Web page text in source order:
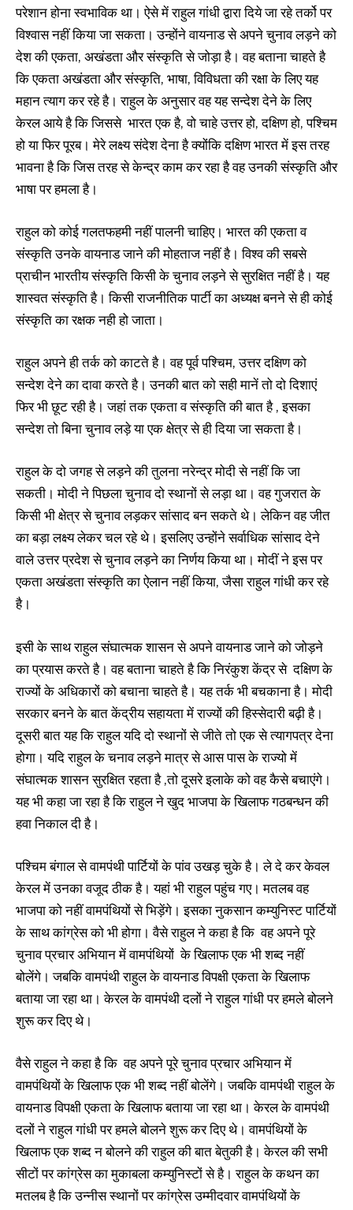
परेशान होना स्वभाविक था। ऐसे में राहुल गांधी द्वारा दिये जा रहे तर्को पर
विश्वास नहीं किया जा सकता। उन्होंने वायनाड से अपने चुनाव लड़ने को
देश की एकता, अखंडता और संस्कृति से जोड़ा है। वह बताना चाहते है
कि एकता अखंडता और संस्कृति, भाषा, विविधता की रक्षा के लिए यह
महान त्याग कर रहे है। राहुल के अनुसार वह यह सन्देश देने के लिए
केरल आये है कि जिससे भारत एक है, वो चाहे उत्तर हो, दक्षिण हो, पश्चिम
हो या फिर पूरब। मेरे लक्ष्य संदेश देना है क्योंकि दक्षिण भारत में इस तरह
भावना है कि जिस तरह से केन्द्र काम कर रहा है वह उनकी संस्कृति और
भाषा पर हमला है।
राहुल को कोई गलतफहमी नहीं पालनी चाहिए। भारत की एकता व
संस्कृति उनके वायनाड जाने की मोहताज नहीं है। विश्व की सबसे
प्राचीन भारतीय संस्कृति किसी के चुनाव लड़ने से सुरक्षित नहीं है। यह
शास्वत संस्कृति है। किसी राजनीतिक पार्टी का अध्यक्ष बनने से ही कोई
संस्कृति का रक्षक नही हो जाता।
राहुल अपने ही तर्क को काटते है। वह पूर्व पश्चिम, उत्तर दक्षिण को
सन्देश देने का दावा करते है। उनकी बात को सही मानें तो दो दिशाएं
फिर भी छूट रही है। जहां तक एकता व संस्कृति की बात है , इसका
सन्देश तो बिना चुनाव लड़े या एक क्षेत्र से ही दिया जा सकता है।
राहुल के दो जगह से लड़ने की तुलना नरेन्द्र मोदी से नहीं कि जा
सकती। मोदी ने पिछला चुनाव दो स्थानों से लड़ा था। वह गुजरात के
किसी भी क्षेत्र से चुनाव लड़कर सांसाद बन सकते थे। लेकिन वह जीत
का बड़ा लक्ष्य लेकर चल रहे थे। इसलिए उन्होंने सर्वाधिक सांसाद देने
वाले उत्तर प्रदेश से चुनाव लड़ने का निर्णय किया था। मोदीं ने इस पर
एकता अखंडता संस्कृति का ऐलान नहीं किया, जैसा राहुल गांधी कर रहे
है।
इसी के साथ राहुल संघात्मक शासन से अपने वायनाड जाने को जोड़ने
का प्रयास करते है। वह बताना चाहते है कि निरंकुश केंद्र से दक्षिण के
राज्‍यों के अधिकारों को बचाना चाहते है। यह तर्क भी बचकाना है। मोदी
सरकार बनने के बात केंद्रीय सहायता में राज्यों की हिस्सेदारी बढ़ी है।
दूसरी बात यह कि राहुल यदि दो स्थानों से जीते तो एक से त्यागपत्र देना
होगा। यदि राहुल के चनाव लड़ने मात्र से आस पास के राज्यो में
संघात्मक शासन सुरक्षित रहता है ,तो दूसरे इलाके को वह कैसे बचाएंगे।
यह भी कहा जा रहा है कि राहुल ने खुद भाजपा के खिलाफ गठबन्धन की
हवा निकाल दी है।
पश्चिम बंगाल से वामपंथी पार्टियों के पांव उखड़ चुके है। ले दे कर केवल
केरल में उनका वजूद ठीक है। यहां भी राहुल पहुंच गए। मतलब वह
भाजपा को नहीं वामपंथियों से भिड़ेंगे। इसका नुकसान कम्युनिस्ट पार्टियों
के साथ कांग्रेस को भी होगा। वैसे राहुल ने कहा है कि वह अपने पूरे
चुनाव प्रचार अभियान में वामपंथियों के खिलाफ एक भी शब्‍द नहीं
बोलेंगे। जबकि वामपंथी राहुल के वायनाड विपक्षी एकता के खिलाफ
बताया जा रहा था। केरल के वामपंथी दलों ने राहुल गांधी पर हमले बोलने
शुरू कर दिए थे।
वैसे राहुल ने कहा है कि वह अपने पूरे चुनाव प्रचार अभियान में
वामपंथियों के खिलाफ एक भी शब्‍द नहीं बोलेंगे। जबकि वामपंथी राहुल के
वायनाड विपक्षी एकता के खिलाफ बताया जा रहा था। केरल के वामपंथी
दलों ने राहुल गांधी पर हमले बोलने शुरू कर दिए थे। वामपंथियों के
खिलाफ एक शब्द न बोलने की राहुल की बात बेतुकी है। केरल की सभी
सीटों पर कांग्रेस का मुकाबला कम्युनिस्टों से है। राहुल के कथन का
मतलब है कि उन्नीस स्थानों पर कांग्रेस उम्मीदवार वामपंथियों के